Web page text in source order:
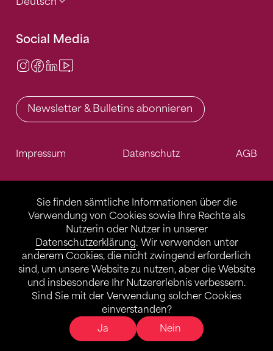
Sie finden sämtliche Informationen über die
Verwendung von Cookies sowie Ihre Rechte als
Nutzerin oder Nutzer in unserer
Datenschutzerklärung. Wir verwenden unter
anderem Cookies, die nicht zwingend erforderlich
sind, um unsere Website zu nutzen, aber die Website
und insbesondere Ihr Nutzererlebnis verbessern.
Sind Sie mit der Verwendung solcher Cookies
einverstanden?
Ja
Nein
Social Media
Instagram
Facebook
LinkedIn
Newsletter & Bulletins abonnieren
Impressum Datenschutz AGB